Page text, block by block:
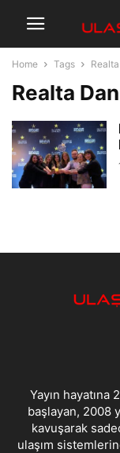
Home Tags Realta
Realta
Yayın
başlayan, 2008
kavuşarak
ulaşım